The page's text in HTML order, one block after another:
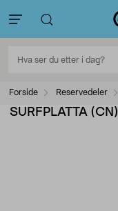
Forside Reservedeler
SURFPLATTA (CN)